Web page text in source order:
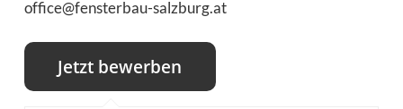
office@fensterbau-salzburg.at